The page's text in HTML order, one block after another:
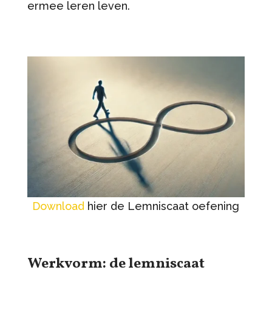
ermee leren leven.
Download hier de Lemniscaat oefening
Werkvorm: de lemniscaat